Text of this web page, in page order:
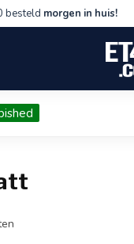
besteld morgen in huis!